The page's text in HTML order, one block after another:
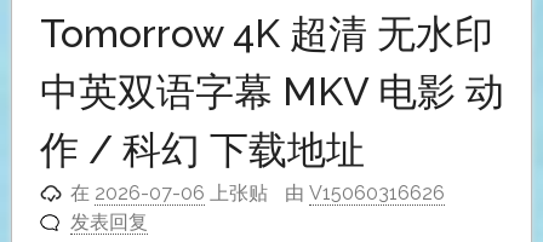
Tomorrow 4K 超清 无水印
中英双语字幕 MKV 电影 动
作 / 科幻 下载地址
在 2026-07-06 上张贴 由V15060316626
发表回复